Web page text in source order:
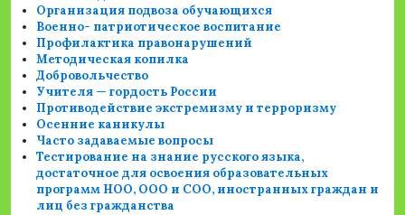
Организация подвоза обучающихся
Военно- патриотическое воспитание
Профилактика правонарушений
Методическая копилка
Добровольчество
Учителя — гордость России
Противодействие экстремизму и терроризму
Осенние каникулы
Часто задаваемые вопросы
Тестирование на знание русского языка,
достаточное для освоения образовательных
программ НОО, ООО и СОО, иностранных граждан и
лиц без гражданства